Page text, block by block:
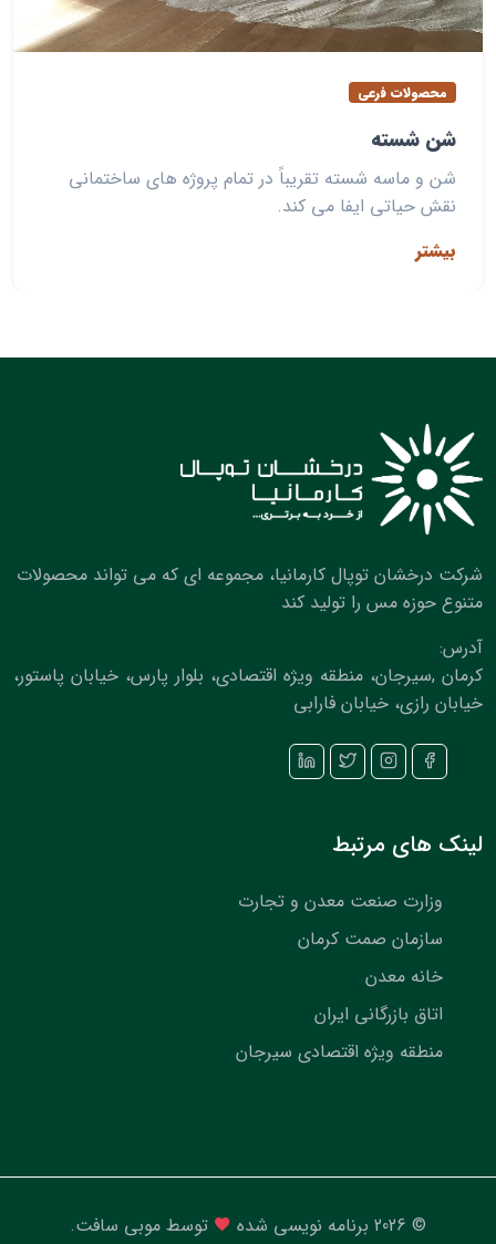
محصولات فرعی
شن شسته
شن و ماسه شسته تقریباً در تمام پروژه های ساختمانی
نقش حیاتی ایفا می کند.
بیشتر
شرکت درخشان توپال کارمانیا، مجموعه ای که می تواند محصولات
متنوع حوزه مس را تولید کند
آدرس:
کرمان ,سیرجان، منطقه ویژه اقتصادی، بلوار پارس، خیابان پاستور،
خیابان رازی، خیابان فارابی
لینک های مرتبط
وزارت صنعت معدن و تجارت
سازمان صمت کرمان
خانه معدن
اتاق بازرگانی ایران
منطقه ویژه اقتصادی سیرجان
© 2026 برنامه نویسی شده توسط موبی سافت.